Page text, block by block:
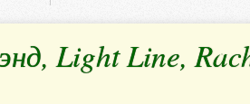
Light Line,